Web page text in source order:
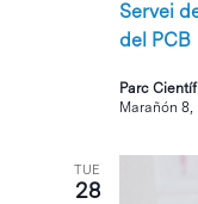
Servei
del PCB
Parc
Marañón
TUE
28